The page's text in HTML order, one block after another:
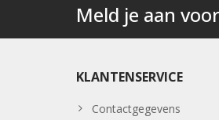
Meld je aan
KLANTENSERVICE
Contactgegevens